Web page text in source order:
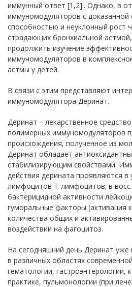
иммунный ответ [1,2].. Однако, в
иммуномодуляторов с доказанной
способностью и неуклонный рост
страдающих бронхиальной
продолжить изучение
иммуномодуляторов в
астмы у детей.
В связи с этим представляют
иммуномодулятора Деринат.
Деринат – лекарственное
полимерных иммуномодуляторов
происхождения, полученное из
Деринат обладает
стабилизирующим свойствами.
действия дерината проявляются в
лимфоцитов Т-лимфоцитов; в
бактерицидной активности
гуморальные факторы (активация
количества общих и
воздействии на фагоцитоз.
На сегодняшний день Деринат
в различных областях
гематологии, гастроэнтерологии,
практике, пульмонологии (при